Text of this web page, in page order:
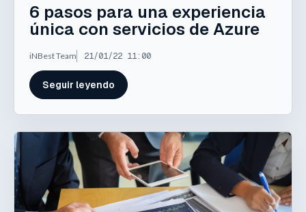
6 pasos para una experiencia
única con servicios de Azure
iNBest Team 21/01/22 11:00
Seguir leyendo